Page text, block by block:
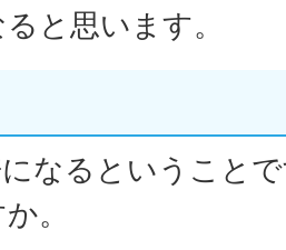
と思います。
なるということ
。